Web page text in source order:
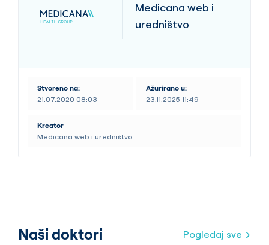
Medicana web i
uredništvo
Stvoreno na:
21.07.2020 08:03
Ažurirano u:
23.11.2025 11:49
Kreator
Medicana web i uredništvo
Naši doktori Pogledaj sve